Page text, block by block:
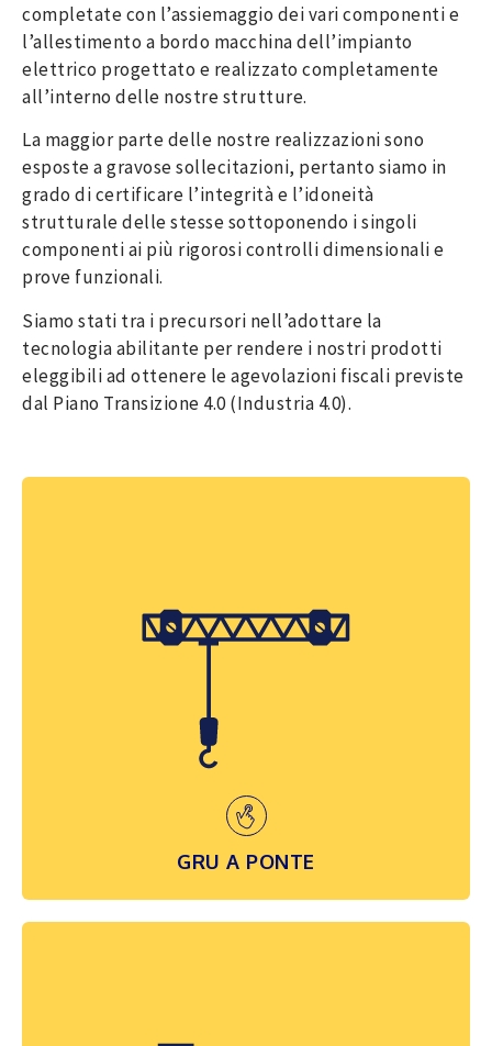
completate con l’assiemaggio dei vari componenti e
l’allestimento a bordo macchina dell’impianto
elettrico progettato e realizzato completamente
all’interno delle nostre strutture.
La maggior parte delle nostre realizzazioni sono
esposte a gravose sollecitazioni, pertanto siamo in
grado di certificare l’integrità e l’idoneità
strutturale delle stesse sottoponendo i singoli
componenti ai più rigorosi controlli dimensionali e
prove funzionali.
Siamo stati tra i precursori nell’adottare la
tecnologia abilitante per rendere i nostri prodotti
eleggibili ad ottenere le agevolazioni fiscali previste
dal Piano Transizione 4.0 (Industria 4.0).
GRU A PONTE
Rappresentano il sistema di sollevamento
nella sua più estesa applicazione
denominazione “a ponte”, che permettono
di movimentare carichi...